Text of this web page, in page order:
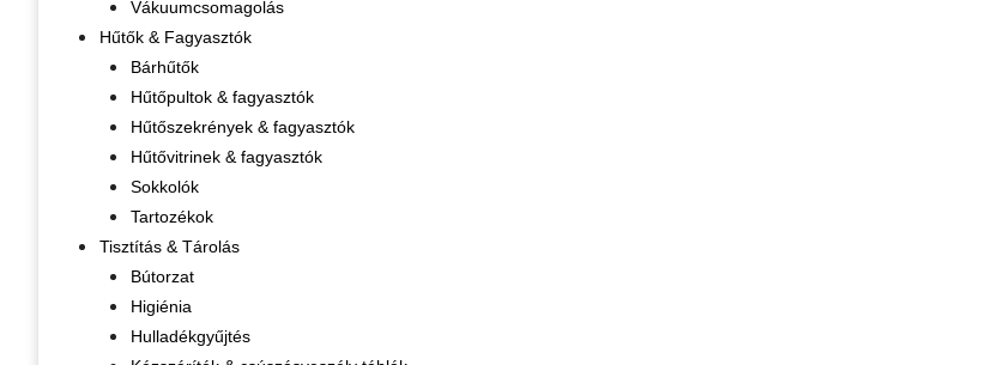
Vákuumcsomagolás
Hűtők & Fagyasztók
Bárhűtők
Hűtőpultok & fagyasztók
Hűtőszekrények & fagyasztók
Hűtővitrinek & fagyasztók
Sokkolók
Tartozékok
Tisztítás & Tárolás
Bútorzat
Higiénia
Hulladékgyűjtés